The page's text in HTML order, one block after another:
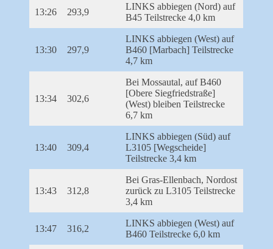
13:26 293,9
LINKS abbiegen (Nord) auf
B45 Teilstrecke 4,0 km
13:30 297,9
LINKS abbiegen (West) auf
B460 [Marbach] Teilstrecke
4,7 km
13:34 302,6
Bei Mossautal, auf B460
[Obere Siegfriedstraße]
(West) bleiben Teilstrecke
6,7 km
13:40 309,4
LINKS abbiegen (Süd) auf
L3105 [Wegscheide]
Teilstrecke 3,4 km
13:43 312,8
Bei Gras-Ellenbach, Nordost
zurück zu L3105 Teilstrecke
3,4 km
13:47 316,2
LINKS abbiegen (West) auf
B460 Teilstrecke 6,0 km